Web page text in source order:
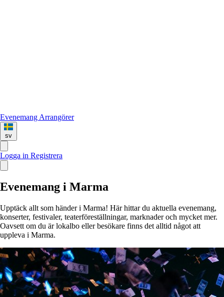
Evenemang Arrangörer
sv
Logga in Registrera
Evenemang i Marma
Upptäck allt som händer i Marma! Här hittar du aktuella evenemang,
konserter, festivaler, teaterföreställningar, marknader och mycket mer.
Oavsett om du är lokalbo eller besökare finns det alltid något att
uppleva i Marma.